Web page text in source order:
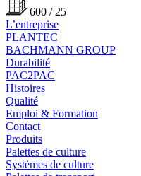
600 / 25
L’entreprise
PLANTEC
BACHMANN GROUP
Durabilité
PAC2PAC
Histoires
Qualité
Emploi & Formation
Contact
Produits
Palettes de culture
Systèmes de culture